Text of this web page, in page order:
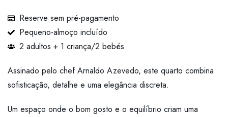
Reserve sem pré-pagamento
Pequeno-almoço incluído
2 adultos + 1 criança/2 bebés
Assinado pelo chef Arnaldo Azevedo, este quarto combina
sofisticação, detalhe e uma elegância discreta.
Um espaço onde o bom gosto e o equilíbrio criam uma